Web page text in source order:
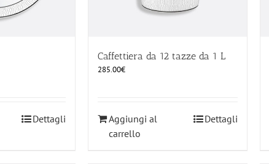
Dettagli
Caffettiera da 12 tazze da 1 L
285.00€
Aggiungi al
carrello
Dettagli